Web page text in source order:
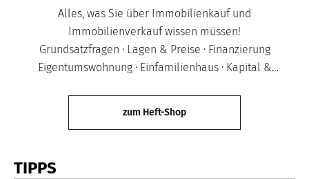
Alles, was Sie über Immobilienkauf und
Immobilienverkauf wissen müssen!
Grundsatzfragen · Lagen & Preise · Finanzierung
Eigentumswohnung · Einfamilienhaus · Kapital &
zum Heft-Shop
TIPPS